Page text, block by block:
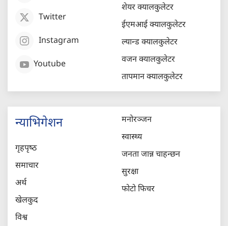
Twitter
Instagram
Youtube
शेयर क्यालकुलेटर
ईएमआई क्यालकुलेटर
ल्यान्ड क्यालकुलेटर
वजन क्यालकुलेटर
तापमान क्यालकुलेटर
न्याभिगेशन
गृहपृष्‍ठ
समाचार
अर्थ
खेलकुद
विश्व
मनोरञ्जन
स्वास्थ्य
जनता जान्न चाहन्छन
सुरक्षा
फोटो फिचर